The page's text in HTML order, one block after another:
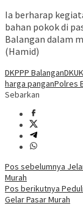
Ia berharap
bahan pokok di
Balangan dalam
(Hamid)
DKPPP Balangan
harga panganPolres
Sebarkan
Navigasi
pos
Pos sebelumnya
Murah
Pos berikutnya
Gelar Pasar Murah